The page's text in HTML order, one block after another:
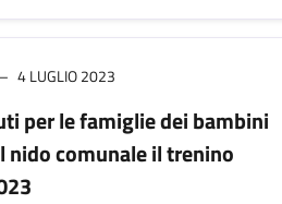
4 LUGLIO 2023
per le famiglie dei bambini
nido comunale il trenino